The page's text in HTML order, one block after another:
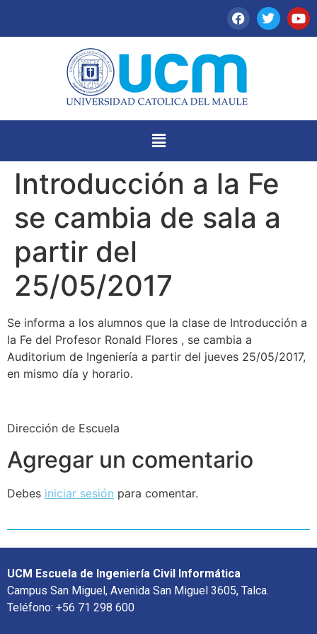
Introducción a la Fe
se cambia de sala a
partir del
25/05/2017
Se informa a los alumnos que la clase de Introducción a
la Fe del Profesor Ronald Flores , se cambia a
Auditorium de Ingeniería a partir del jueves 25/05/2017,
en mismo día y horario.
Dirección de Escuela
Agregar un comentario
Debes iniciar sesión para comentar.
UCM Escuela de Ingeniería Civil Informática
Campus San Miguel, Avenida San Miguel 3605, Talca.
Teléfono: +56 71 298 600